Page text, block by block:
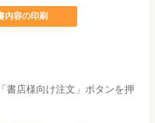
内容の印刷
書店様向け注文」ボタンを押